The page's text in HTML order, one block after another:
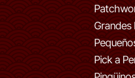
Grandes
Pick a